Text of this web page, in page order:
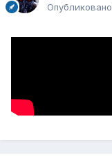
Опубликовано